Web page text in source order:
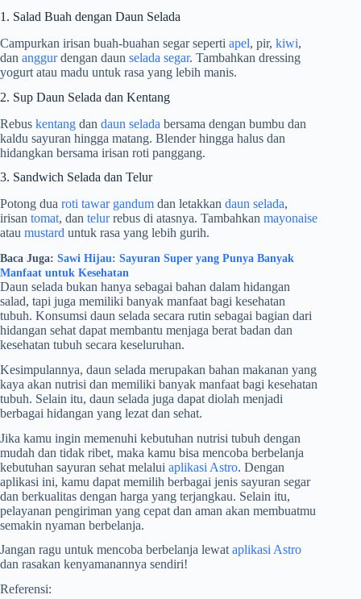
1. Salad Buah dengan Daun Selada
Campurkan irisan buah-buahan segar seperti apel, pir, kiwi,
dan anggurdengan daun selada segar. Tambahkan dressing
yogurt atau madu untuk rasa yang lebih manis.
2. Sup Daun Selada dan Kentang
Rebus kentang dan daun selada bersama dengan bumbu dan
kaldu sayuran hingga matang. Blender hingga halus dan
hidangkan bersama irisan roti panggang.
3. Sandwich Selada dan Telur
Potong dua roti tawar gandum dan letakkan daun selada,
irisan tomat, dan telurrebus di atasnya. Tambahkan mayonaise
atau mustard untuk rasa yang lebih gurih.
Baca Juga: Sawi Hijau: Sayuran Super yang Punya Banyak
Manfaat untuk Kesehatan
Daun selada bukan hanya sebagai bahan dalam hidangan
salad, tapi juga memiliki banyak manfaat bagi kesehatan
tubuh. Konsumsi daun selada secara rutin sebagai bagian dari
hidangan sehat dapat membantu menjaga berat badan dan
kesehatan tubuh secara keseluruhan.
Kesimpulannya, daun selada merupakan bahan makanan yang
kaya akan nutrisi dan memiliki banyak manfaat bagi kesehatan
tubuh. Selain itu, daun selada juga dapat diolah menjadi
berbagai hidangan yang lezat dan sehat.
Jika kamu ingin memenuhi kebutuhan nutrisi tubuh dengan
mudah dan tidak ribet, maka kamu bisa mencoba berbelanja
kebutuhan sayuran sehat melalui aplikasi Astro. Dengan
aplikasi ini, kamu dapat memilih berbagai jenis sayuran segar
dan berkualitas dengan harga yang terjangkau. Selain itu,
pelayanan pengiriman yang cepat dan aman akan membuatmu
semakin nyaman berbelanja.
Jangan ragu untuk mencoba berbelanja lewat aplikasi Astro
dan rasakan kenyamanannya sendiri!
Referensi: